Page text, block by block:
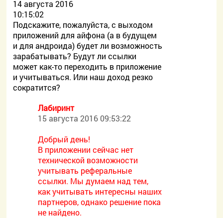
14 августа 2016
10:15:02
Подскажите, пожалуйста, с выходом
приложений для айфона (а в будущем
и для андроида) будет ли возможность
зарабатывать? Будут ли ссылки
может как-то переходить в приложение
и учитываться. Или наш доход резко
сократится?
Лабиринт
15 августа 2016 09:53:22
Добрый день!
В приложении сейчас нет
технической возможности
учитывать реферальные
ссылки. Мы думаем над тем,
как учитывать интересны наших
партнеров, однако решение пока
не найдено.